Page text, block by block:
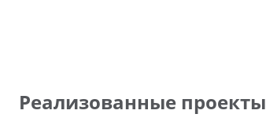
Реализованные проекты